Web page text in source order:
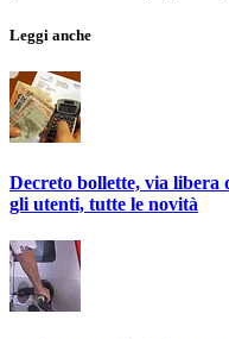
Leggi anche
Decreto bollette, via libera
gli utenti, tutte le novità